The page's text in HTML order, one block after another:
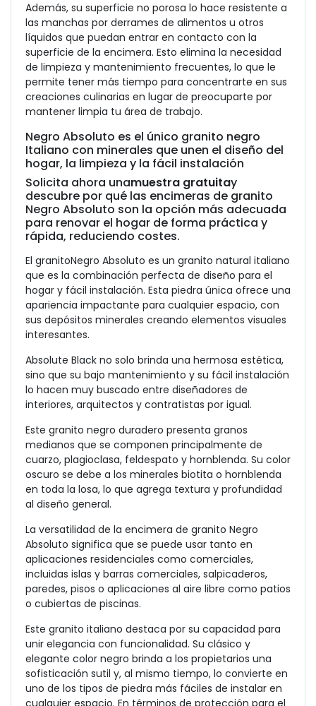
Además, su superficie no porosa lo hace resistente a
las manchas por derrames de alimentos u otros
líquidos que puedan entrar en contacto con la
superficie de la encimera. Esto elimina la necesidad
de limpieza y mantenimiento frecuentes, lo que le
permite tener más tiempo para concentrarte en sus
creaciones culinarias en lugar de preocuparte por
mantener limpia tu área de trabajo.
Negro Absoluto es el único granito negro
Italiano con minerales que unen el diseño del
hogar, la limpieza y la fácil instalación
Solicita ahora unamuestra gratuitay
descubre por qué las encimeras de granito
Negro Absoluto son la opción más adecuada
para renovar el hogar de forma práctica y
rápida, reduciendo costes.
El granitoNegro Absoluto es un granito natural italiano
que es la combinación perfecta de diseño para el
hogar y fácil instalación. Esta piedra única ofrece una
apariencia impactante para cualquier espacio, con
sus depósitos minerales creando elementos visuales
interesantes.
Absolute Black no solo brinda una hermosa estética,
sino que su bajo mantenimiento y su fácil instalación
lo hacen muy buscado entre diseñadores de
interiores, arquitectos y contratistas por igual.
Este granito negro duradero presenta granos
medianos que se componen principalmente de
cuarzo, plagioclasa, feldespato y hornblenda. Su color
oscuro se debe a los minerales biotita o hornblenda
en toda la losa, lo que agrega textura y profundidad
al diseño general.
La versatilidad de la encimera de granito Negro
Absoluto significa que se puede usar tanto en
aplicaciones residenciales como comerciales,
incluidas islas y barras comerciales, salpicaderos,
paredes, pisos o aplicaciones al aire libre como patios
o cubiertas de piscinas.
Este granito italiano destaca por su capacidad para
unir elegancia con funcionalidad. Su clásico y
elegante color negro brinda a los propietarios una
sofisticación sutil y, al mismo tiempo, lo convierte en
uno de los tipos de piedra más fáciles de instalar en
cualquier espacio. En términos de protección para el